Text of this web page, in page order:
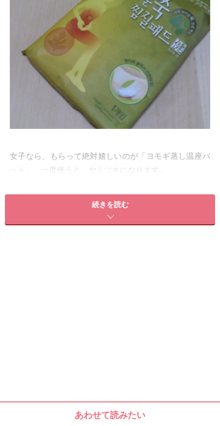
女子なら、もらって絶対嬉しいのが「ヨモギ蒸し温座パ
ット」。一度使うと、ヤミツキになります。
ショーツに貼って使うタイプの「ヨモギ蒸し温座パッ
これは、ヨモギを含む薬草ハーブを煎じた蒸気で下半身
ちなみに、よもぎには、ビタミン、ミネラル、鉄分、カ
ルシウムなどの成分がが多く含まれていて、健康や美の
続きを読む
あわせて読みたい